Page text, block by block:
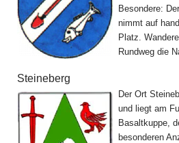
Besondere:
nimmt auf
Platz.
Rundweg die
Steineberg
Der Ort
und liegt am
Basaltkuppe,
besonderen